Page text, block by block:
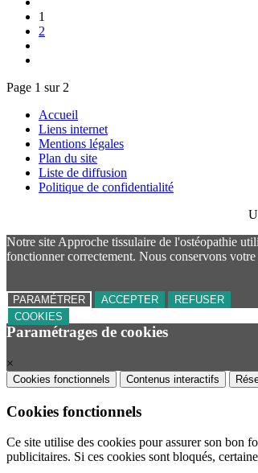
1
2
Page 1 sur 2
Accueil
Liens internet
Mentions légales
Plan du site
Liste de diffusion
Politique de confidentialité
Notre site Approche tissulaire de l'ostéopathie
fonctionner correctement. Nous conservons
PARAMÉTRER ACCEPTER
REFUSER
COOKIES
Paramétrages de cookies
×
Cookies fonctionnels Contenus interactifs
Cookies fonctionnels
Ce site utilise des cookies pour assurer son bon
publicitaires. Si ces cookies sont bloqués,